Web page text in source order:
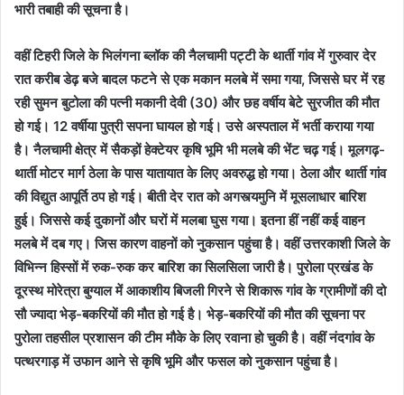
भारी तबाही की सूचना है।
वहीं टिहरी जिले के भिलंगना ब्लॉक की नैलचामी पट्टी के थार्ती गांव में गुरुवार देर
रात करीब डेढ़ बजे बादल फटने से एक मकान मलबे में समा गया, जिससे घर में रह
रही सुमन बुटोला की पत्नी मकानी देवी (30) और छह वर्षीय बेटे सुरजीत की मौत
हो गई। 12 वर्षीया पुत्री सपना घायल हो गई। उसे अस्पताल में भर्ती कराया गया
है। नैलचामी क्षेत्र में सैकड़ों हेक्टेयर कृषि भूमि भी मलबे की भेंट चढ़ गई। मूलगढ़-
थार्ती मोटर मार्ग ठेला के पास यातायात के लिए अवरुद्ध हो गया। ठेला और थार्ती गांव
की विद्युत आपूर्ति ठप हो गई। बीती देर रात को अगस्त्यमुनि में मूसलाधार बारिश
हुई। जिससे कई दुकानों और घरों में मलबा घुस गया। इतना हीं नहीं कई वाहन
मलबे में दब गए। जिस कारण वाहनों को नुकसान पहुंचा है। वहीं उत्तरकाशी जिले के
विभिन्न हिस्सों में रुक-रुक कर बारिश का सिलसिला जारी है। पुरोला प्रखंड के
दूरस्थ मोरेत्रा बुग्याल में आकाशीय बिजली गिरने से शिकारू गांव के ग्रामीणों की दो
सौ ज्यादा भेड़-बकरियों की मौत हो गई है। भेड़-बकरियों की मौत की सूचना पर
पुरोला तहसील प्रशासन की टीम मौके के लिए रवाना हो चुकी है। वहीं नंदगांव के
पत्थरगाड़ में उफान आने से कृषि भूमि और फसल को नुकसान पहुंचा है।